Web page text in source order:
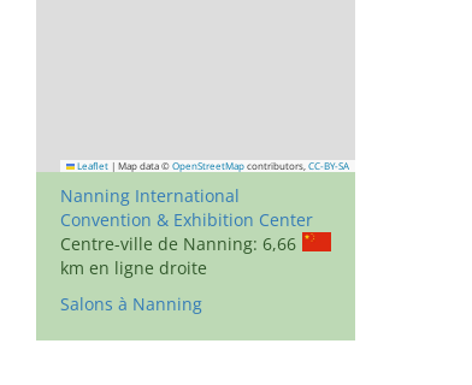
Leaflet | Map data © OpenStreetMap contributors, CC-BY-SA
Nanning International
Convention & Exhibition Center
Centre-ville de Nanning: 6,66
km en ligne droite
Salons à Nanning